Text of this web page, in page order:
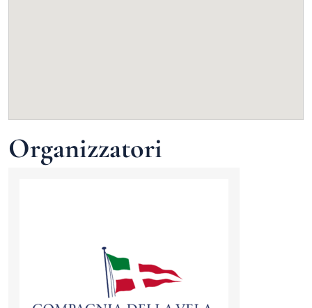
Organizzatori